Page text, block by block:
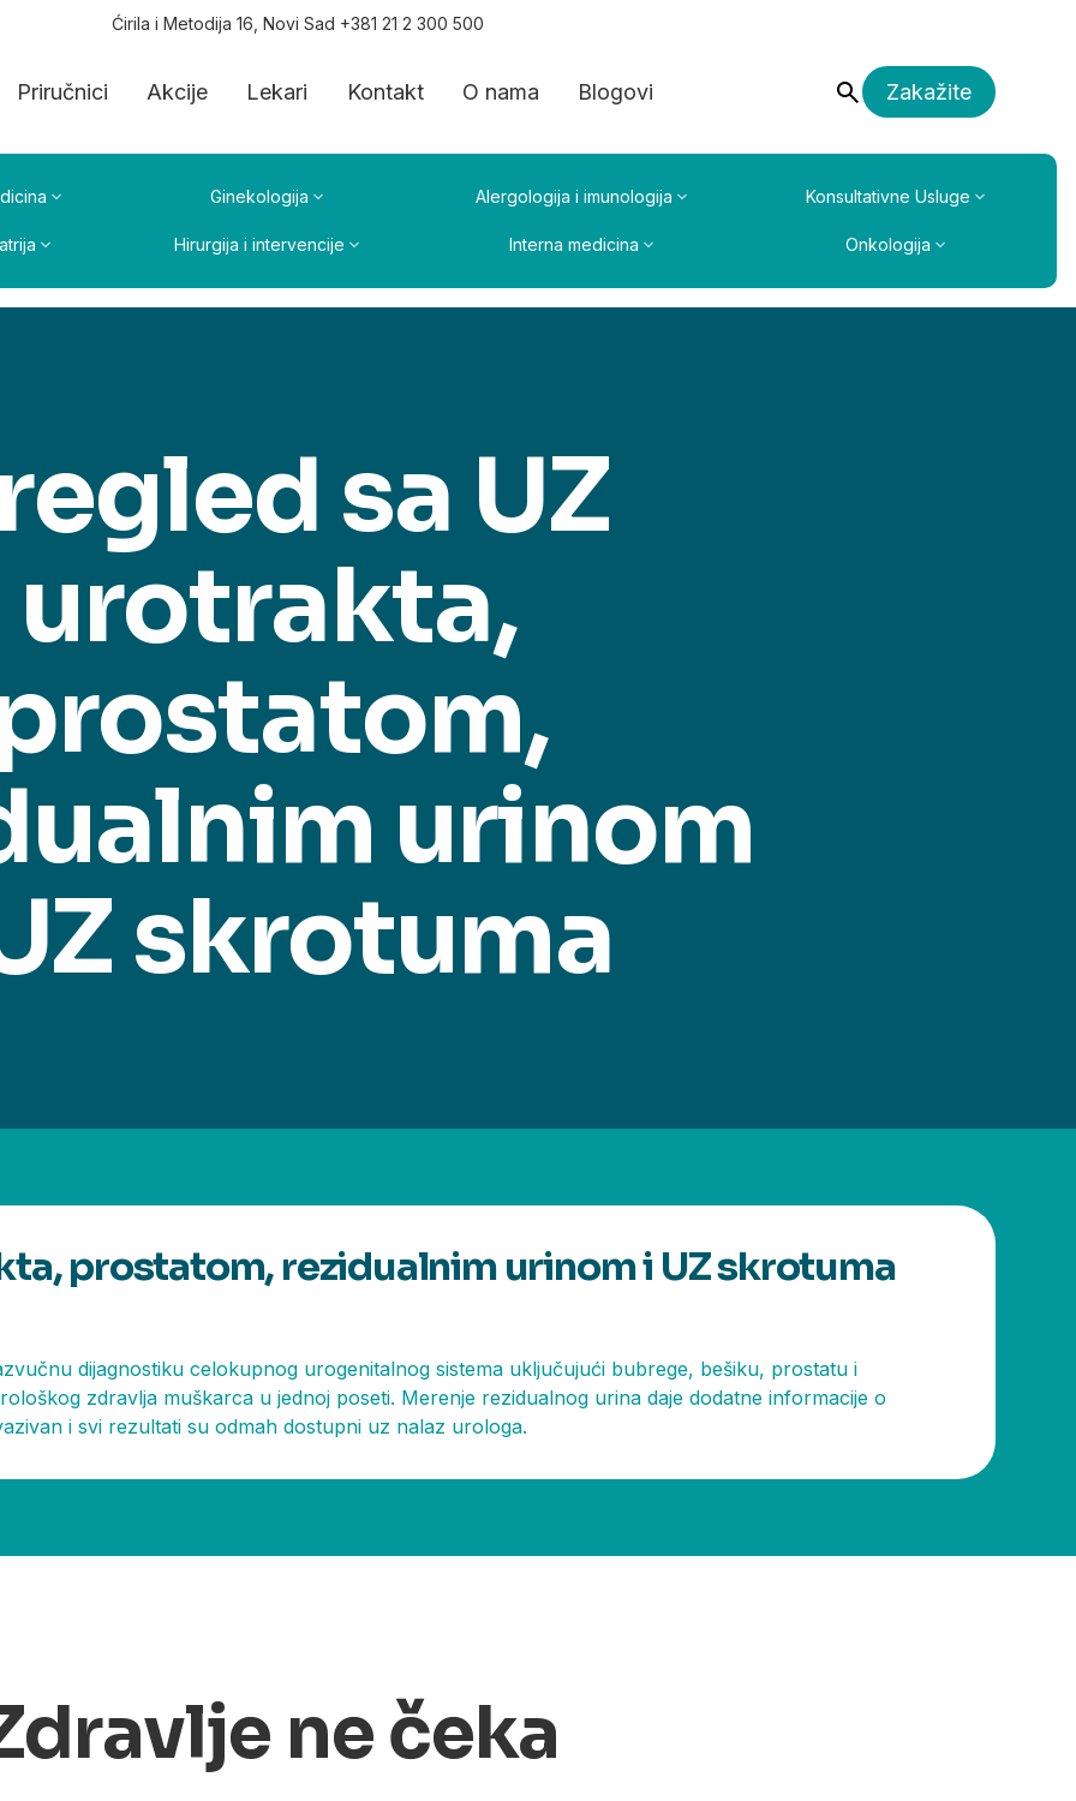
Ćirila i Metodija 16, Novi Sad +381 21 2 300 500
Priručnici Akcije Lekari Kontakt O nama Blogovi Zakažite
Ginekologija Alergologija i imunologija Konsultativne Usluge
Hirurgija i intervencije Interna medicina Onkologija
sa UZ
urotrakta,
urinom
skrotuma
prostatom, rezidualnim urinom i UZ skrotuma
dijagnostiku celokupnog urogenitalnog sistema uključujući bubrege, bešiku, prostatu i
zdravlja muškarca u jednoj poseti. Merenje rezidualnog urina daje dodatne informacije o
i svi rezultati su odmah dostupni uz nalaz urologa.
ne čeka